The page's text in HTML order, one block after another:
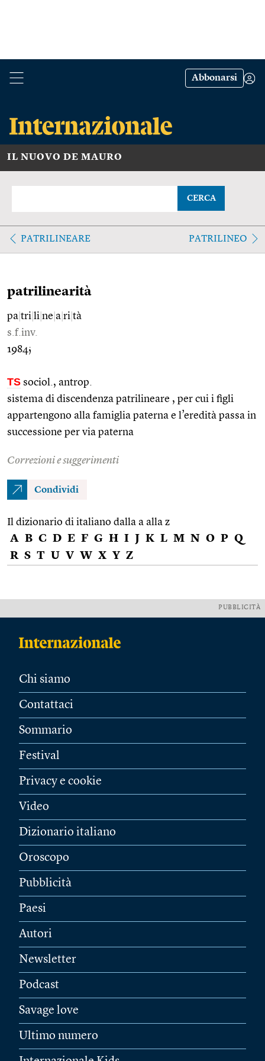
Abbonarsi
IL NUOVO DE MAURO
CERCA
PATRILINEARE PATRILINEO
patrilinearità
pa tri li ne a ri tà
s.f.inv.
1984;
TS sociol., antrop.
sistema di discendenza patrilineare , per cui i figli
appartengono alla famiglia paterna e l’eredità passa in
successione per via paterna
Correzioni e suggerimenti
Condividi
Il dizionario di italiano dalla a alla z
A B C D E F G H I J K L M N O P Q
R S T U V W X Y Z
PUBBLICITÀ
Chi siamo
Contattaci
Sommario
Festival
Privacy e cookie
Video
Dizionario italiano
Oroscopo
Pubblicità
Paesi
Autori
Newsletter
Podcast
Savage love
Ultimo numero